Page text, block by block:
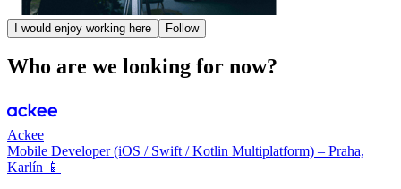
I would enjoy working here Follow
Who are we looking for now?
Ackee
Mobile Developer (iOS / Swift / Kotlin Multiplatform) – Praha,
Karlín 📱